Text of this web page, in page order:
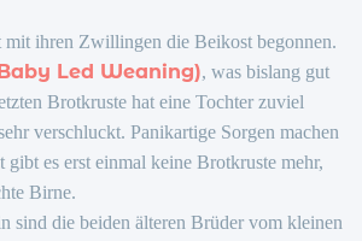
ihren Zwillingen die Beikost begonnen.
Led Weaning), was bislang gut
Brotkruste hat eine Tochter zuviel
verschluckt. Panikartige Sorgen machen
gibt es erst einmal keine Brotkruste mehr,
Birne.
sind die beiden älteren Brüder vom kleinen